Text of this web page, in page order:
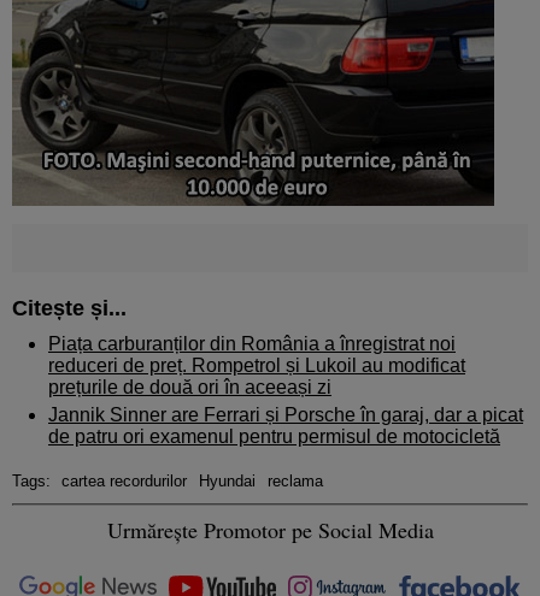
Citește și...
Piața carburanților din România a înregistrat noi
reduceri de preț. Rompetrol și Lukoil au modificat
prețurile de două ori în aceeași zi
Jannik Sinner are Ferrari și Porsche în garaj, dar a picat
de patru ori examenul pentru permisul de motocicletă
Tags: cartea recordurilor Hyundai reclama
Urmărește Promotor pe Social Media